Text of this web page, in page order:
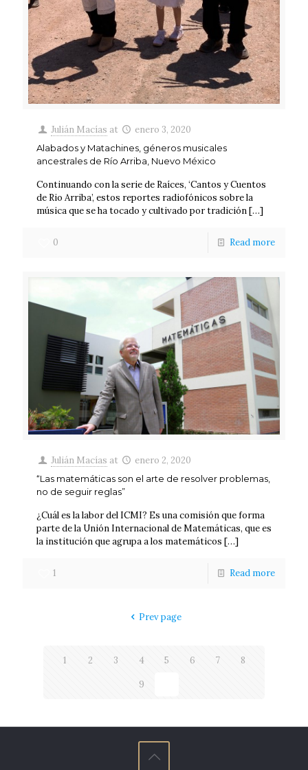
Julián Macías at enero 3, 2020
Alabados y Matachines, géneros musicales
ancestrales de Río Arriba, Nuevo México
Continuando con la serie de Raíces, ‘Cantos y Cuentos
de Rio Arriba’, estos reportes radiofónicos sobre la
música que se ha tocado y cultivado por tradición[…]
0 Read more
Julián Macías at enero 2, 2020
“Las matemáticas son el arte de resolver problemas,
no de seguir reglas”
¿Cuál es la labor del ICMI? Es una comisión que forma
parte de la Unión Internacional de Matemáticas, que es
la institución que agrupa a los matemáticos […]
1 Read more
Prev page
1 2 3 4 5 6 7 8
9